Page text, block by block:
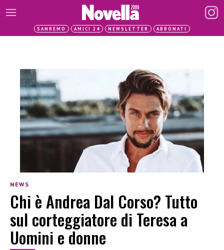
SANREMO AMICI 24 NEWSLETTER ABBONATI
NEWS
Chi è Andrea Dal Corso? Tutto
sul corteggiatore di Teresa a
Uomini e donne